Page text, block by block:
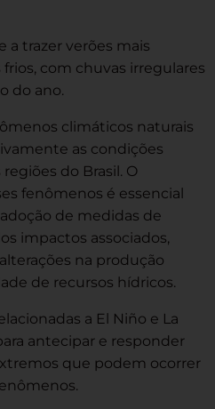
a trazer verões mais
com chuvas irregulares
do ano.
climáticos naturais
as condições
do Brasil. O
fenômenos é essencial
de medidas de
impactos associados,
na produção
de recursos hídricos.
a El Niño e La
antecipar e responder
que podem ocorrer